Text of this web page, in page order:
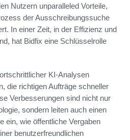
Nutzern unparalleled Vorteile,
der Ausschreibungssuche
In einer Zeit, in der Effizienz und
hat Bidfix eine Schlüsselrolle
KI-Analysen
die richtigen Aufträge schneller
Verbesserungen sind nicht nur
sondern leiten auch einen
ein, wie öffentliche Vergaben
benutzerfreundlichen